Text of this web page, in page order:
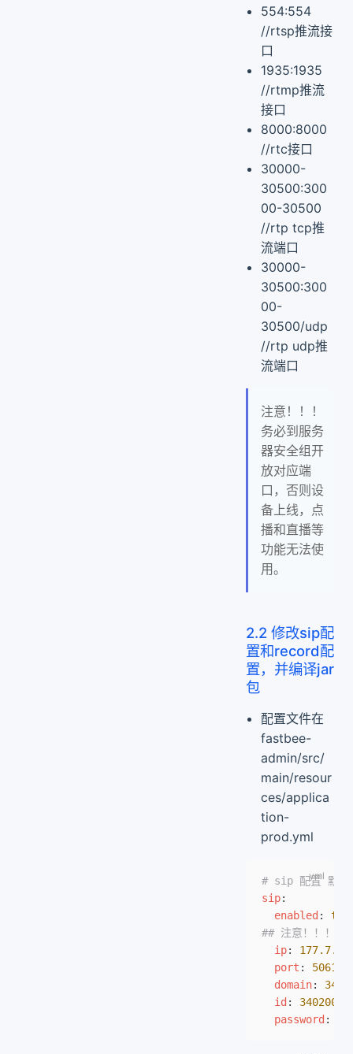
554:554
//rtsp推流接
口
1935:1935
//rtmp推流
接口
8000:8000
//rtc接口
30000-
30500:300
00-30500
//rtp tcp推
流端口
30000-
30500:300
00-
30500/udp
//rtp udp推
流端口
注意！！！
务必到服务
器安全组开
放对应端
口，否则设
备上线，点
播和直播等
功能无法使
用。
2.2 修改sip配
置和record配
置，并编译jar
包
配置文件在
fastbee-
admin/src/
main/resour
ces/applica
tion-
prod.yml
# sip 配置 默认
sip:
  enabled
:
## 注意！！！
  ip
:
  port
: 5061
  domain
:
  id
:
  password
: